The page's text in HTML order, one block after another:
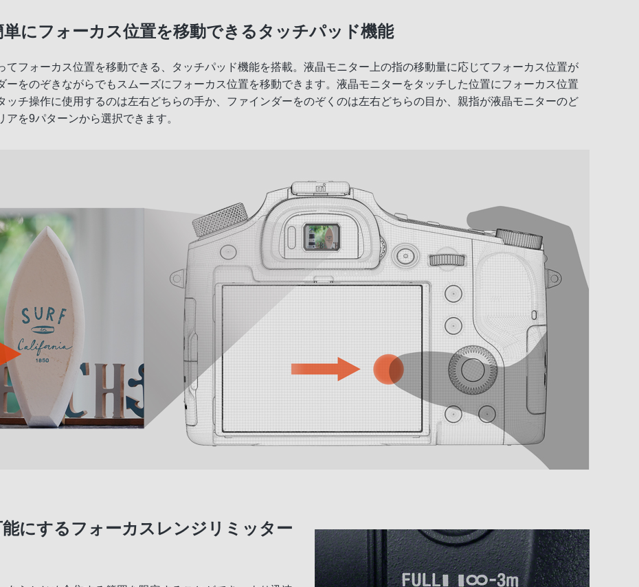
にフォーカス位置を移動できるタッチパッド機能
フォーカス位置を移動できる、タッチパッド機能を搭載。液晶モニター上の指の移動量に応じてフォーカス位置が
をのぞきながらでもスムーズにフォーカス位置を移動できます。液晶モニターをタッチした位置にフォーカス位置
チ操作に使用するのは左右どちらの手か、ファインダーをのぞくのは左右どちらの目か、親指が液晶モニターのど
を9パターンから選択できます。
にするフォーカスレンジリミッター